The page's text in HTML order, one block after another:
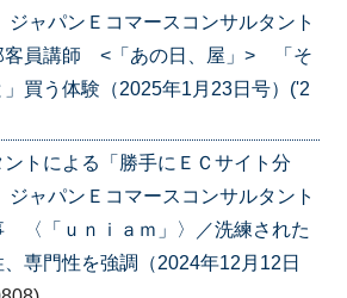
ャパンＥコマースコンサルタント
員講師 <「あの日、屋」> 「そ
買う体験（2025年1月23日号）('2
ントによる「勝手にＥＣサイト分
ャパンＥコマースコンサルタント
〈「ｕｎｉａｍ」〉／洗練された
専門性を強調（2024年12月12日